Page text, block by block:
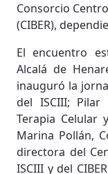
Consorcio
(CIBER),
El encuentro
Alcalá de
inauguró la
del ISCIII; Pilar
Terapia Celular
Marina Pollán,
directora del
ISCIII y del